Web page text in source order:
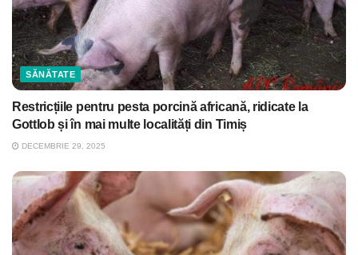
SĂNĂTATE
Restricțiile pentru pesta porcină africană, ridicate la
Gottlob și în mai multe localități din Timiș
DECEMBRIE 29, 2025